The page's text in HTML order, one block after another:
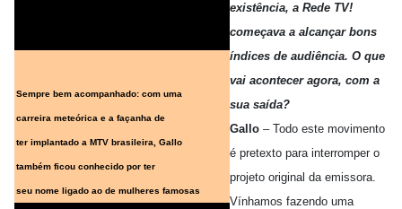
Sempre bem acompanhado: com uma
carreira meteórica e a façanha de
ter implantado a MTV brasileira, Gallo
também ficou conhecido por ter
seu nome ligado ao de mulheres famosas
existência, a Rede TV!
começava a alcançar bons
índices de audiência. O que
vai acontecer agora, com a
sua saída?
Gallo – Todo este movimento
é pretexto para interromper o
projeto original da emissora.
Vínhamos fazendo uma